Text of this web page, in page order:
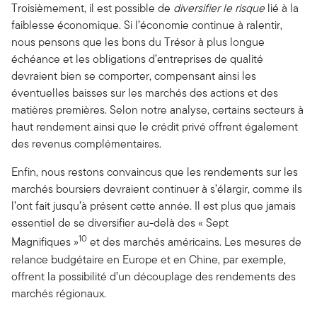
Troisièmement, il est possible de diversifier le risquelié à la
faiblesse économique. Si l’économie continue à ralentir,
nous pensons que les bons du Trésor à plus longue
échéance et les obligations d’entreprises de qualité
devraient bien se comporter, compensant ainsi les
éventuelles baisses sur les marchés des actions et des
matières premières. Selon notre analyse, certains secteurs à
haut rendement ainsi que le crédit privé offrent également
des revenus complémentaires.
Enfin, nous restons convaincus que les rendements sur les
marchés boursiers devraient continuer à s’élargir, comme ils
l’ont fait jusqu’à présent cette année. Il est plus que jamais
essentiel de se diversifier au-delà des « Sept
Magnifiques »10 et des marchés américains. Les mesures de
relance budgétaire en Europe et en Chine, par exemple,
offrent la possibilité d’un découplage des rendements des
marchés régionaux.